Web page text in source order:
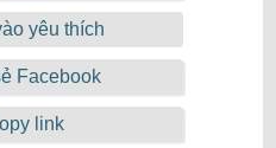
yêu thích
Facebook
link